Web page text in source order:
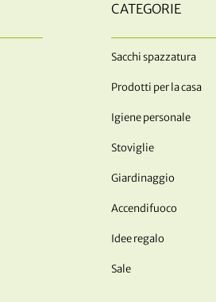
CATEGORIE
Sacchi spazzatura
Prodotti per la casa
Igiene personale
Stoviglie
Giardinaggio
Accendifuoco
Idee regalo
Sale